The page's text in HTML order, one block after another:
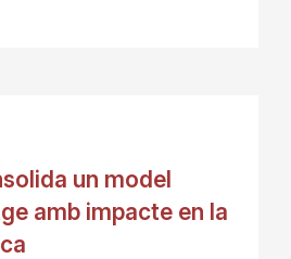
un model
amb impacte en la